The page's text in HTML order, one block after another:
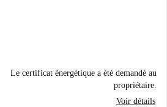
Le certificat énergétique a été demandé au
propriétaire.
Voir détails